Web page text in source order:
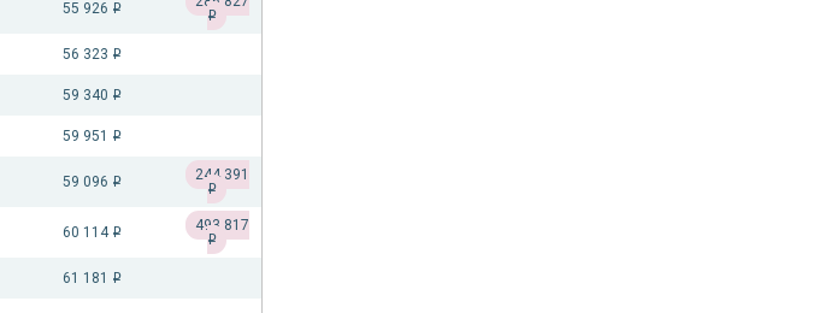
55 926 i
i
56 323 i
59 340 i
59 951 i
59 096 i 244 391
i
60 114 i 493 817
i
61 181 i